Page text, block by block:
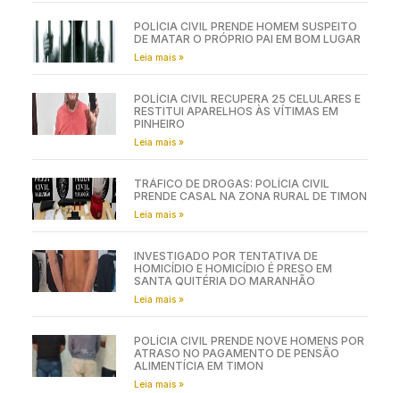
POLÍCIA CIVIL PRENDE HOMEM SUSPEITO
DE MATAR O PRÓPRIO PAI EM BOM LUGAR
Leia mais »
POLÍCIA CIVIL RECUPERA 25 CELULARES E
RESTITUI APARELHOS ÀS VÍTIMAS EM
PINHEIRO
Leia mais »
TRÁFICO DE DROGAS: POLÍCIA CIVIL
PRENDE CASAL NA ZONA RURAL DE TIMON
Leia mais »
INVESTIGADO POR TENTATIVA DE
HOMICÍDIO E HOMICÍDIO É PRESO EM
SANTA QUITÉRIA DO MARANHÃO
Leia mais »
POLÍCIA CIVIL PRENDE NOVE HOMENS POR
ATRASO NO PAGAMENTO DE PENSÃO
ALIMENTÍCIA EM TIMON
Leia mais »